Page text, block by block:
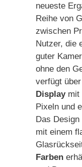
neueste
Reihe von
zwischen
Nutzer, die
guter
ohne den
verfügt
Displaymit
Pixeln und
Das
mit einem
Farben